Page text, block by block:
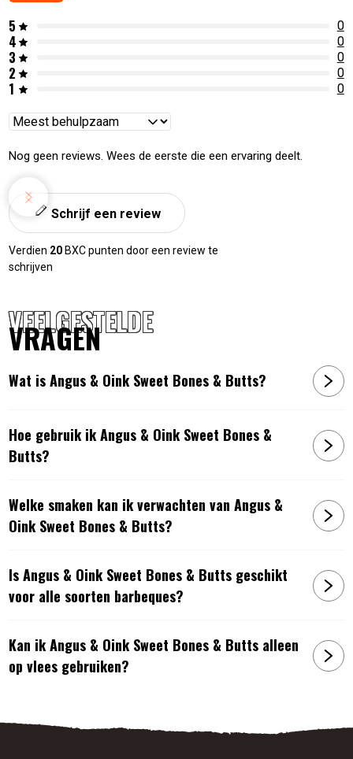
5 0
4 0
3 0
2 0
1 0
Reviews
Nog geen reviews. Wees de eerste die een ervaring deelt.
Schrijf een review
Verdien 20 BXC punten door een review te
schrijven
VEELGESTELDE
VRAGEN
Wat is Angus & Oink Sweet Bones & Butts?
Hoe gebruik ik Angus & Oink Sweet Bones &
Butts?
Welke smaken kan ik verwachten van Angus &
Oink Sweet Bones & Butts?
Is Angus & Oink Sweet Bones & Butts geschikt
voor alle soorten barbeques?
Kan ik Angus & Oink Sweet Bones & Butts alleen
op vlees gebruiken?